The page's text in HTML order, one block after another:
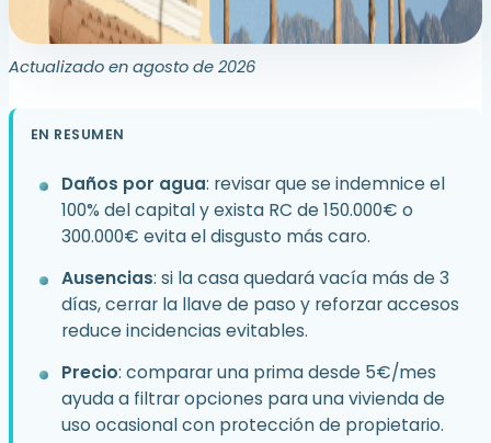
Actualizado en agosto de 2026
EN RESUMEN
Daños por agua: revisar que se indemnice el
100% del capital y exista RC de 150.000€ o
300.000€ evita el disgusto más caro.
Ausencias: si la casa quedará vacía más de 3
días, cerrar la llave de paso y reforzar accesos
reduce incidencias evitables.
Precio: comparar una prima desde 5€/mes
ayuda a filtrar opciones para una vivienda de
uso ocasional con protección de propietario.